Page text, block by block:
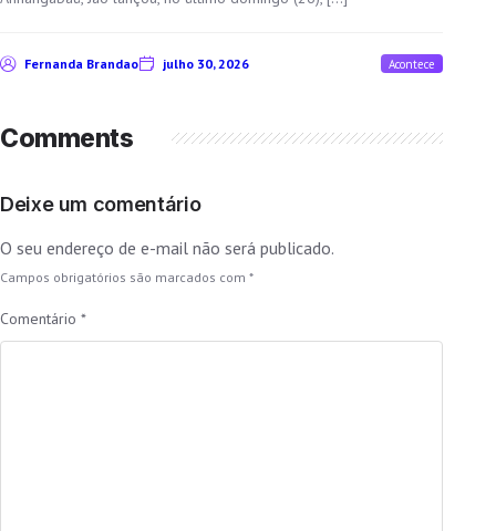
Fernanda Brandao julho 30, 2026 Acontece
Comments
Deixe um comentário
O seu endereço de e-mail não será publicado.
Campos obrigatórios são marcados com *
Comentário *